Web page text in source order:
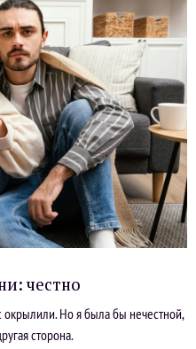
честно
Но я была бы нечестной,
сторона.